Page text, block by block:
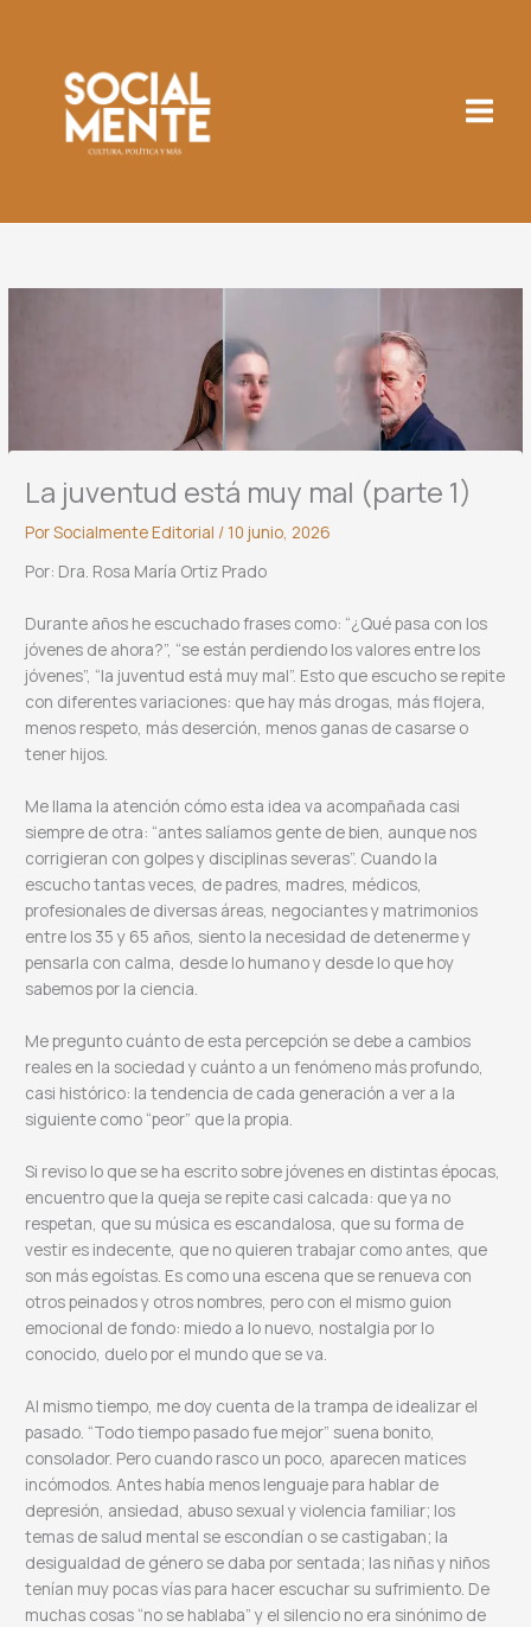
La juventud está muy mal (parte 1)
PorSocialmente Editorial / 10 junio, 2026
Por: Dra. Rosa María Ortiz Prado
Durante años he escuchado frases como: “¿Qué pasa con los
jóvenes de ahora?”, “se están perdiendo los valores entre los
jóvenes”, “la juventud está muy mal”. Esto que escucho se repite
con diferentes variaciones: que hay más drogas, más flojera,
menos respeto, más deserción, menos ganas de casarse o
tener hijos.
Me llama la atención cómo esta idea va acompañada casi
siempre de otra: “antes salíamos gente de bien, aunque nos
corrigieran con golpes y disciplinas severas”. Cuando la
escucho tantas veces, de padres, madres, médicos,
profesionales de diversas áreas, negociantes y matrimonios
entre los 35 y 65 años, siento la necesidad de detenerme y
pensarla con calma, desde lo humano y desde lo que hoy
sabemos por la ciencia.
Me pregunto cuánto de esta percepción se debe a cambios
reales en la sociedad y cuánto a un fenómeno más profundo,
casi histórico: la tendencia de cada generación a ver a la
siguiente como “peor” que la propia.
Si reviso lo que se ha escrito sobre jóvenes en distintas épocas,
encuentro que la queja se repite casi calcada: que ya no
respetan, que su música es escandalosa, que su forma de
vestir es indecente, que no quieren trabajar como antes, que
son más egoístas. Es como una escena que se renueva con
otros peinados y otros nombres, pero con el mismo guion
emocional de fondo: miedo a lo nuevo, nostalgia por lo
conocido, duelo por el mundo que se va.
Al mismo tiempo, me doy cuenta de la trampa de idealizar el
pasado. “Todo tiempo pasado fue mejor” suena bonito,
consolador. Pero cuando rasco un poco, aparecen matices
incómodos. Antes había menos lenguaje para hablar de
depresión, ansiedad, abuso sexual y violencia familiar; los
temas de salud mental se escondían o se castigaban; la
desigualdad de género se daba por sentada; las niñas y niños
tenían muy pocas vías para hacer escuchar su sufrimiento. De
muchas cosas “no se hablaba” y el silencio no era sinónimo de